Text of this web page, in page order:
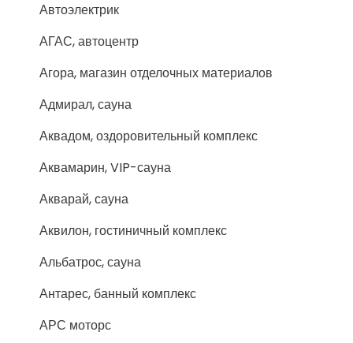
Автоэлектрик
АГАС, автоцентр
Агора, магазин отделочных материалов
Адмирал, сауна
Аквадом, оздоровительный комплекс
Аквамарин, VIP-сауна
Акварай, сауна
Аквилон, гостиничный комплекс
Альбатрос, сауна
Антарес, банный комплекс
АРС моторс